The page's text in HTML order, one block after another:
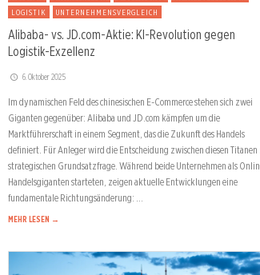
LOGISTIK
UNTERNEHMENSVERGLEICH
Alibaba- vs. JD.com-Aktie: KI-Revolution gegen
Logistik-Exzellenz
6. Oktober 2025
Im dynamischen Feld des chinesischen E-Commerce stehen sich zwei
Giganten gegenüber: Alibaba und JD.com kämpfen um die
Marktführerschaft in einem Segment, das die Zukunft des Handels
definiert. Für Anleger wird die Entscheidung zwischen diesen
strategischen Grundsatzfrage. Während beide Unternehmen als
Handelsgiganten starteten, zeigen aktuelle Entwicklungen eine
fundamentale Richtungsänderung: …
MEHR LESEN →